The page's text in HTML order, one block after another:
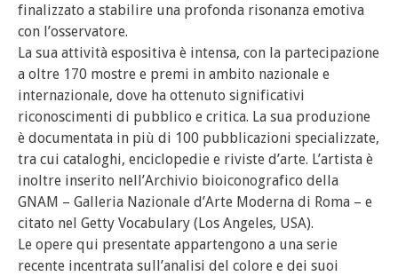
finalizzato a stabilire una profonda risonanza emotiva
con l’osservatore.
La sua attività espositiva è intensa, con la partecipazione
a oltre 170 mostre e premi in ambito nazionale e
internazionale, dove ha ottenuto significativi
riconoscimenti di pubblico e critica. La sua produzione
è documentata in più di 100 pubblicazioni specializzate,
tra cui cataloghi, enciclopedie e riviste d’arte. L’artista è
inoltre inserito nell’Archivio bioiconografico della
GNAM – Galleria Nazionale d’Arte Moderna di Roma – e
citato nel Getty Vocabulary (Los Angeles, USA).
Le opere qui presentate appartengono a una serie
recente incentrata sull’analisi del colore e dei suoi